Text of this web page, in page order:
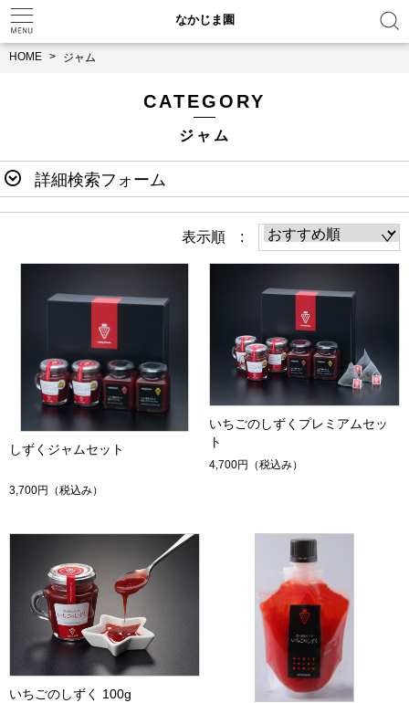
なかじま園
HOME ジャム
CATEGORY
ジャム
詳細検索フォーム
表示順 :
しずくジャムセット
3,700円 （税込み）
いちごのしずくプレミアムセッ
ト
4,700円 （税込み）
いちごのしずく 100g